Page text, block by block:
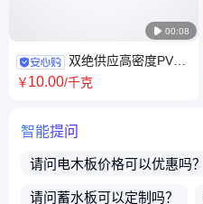
 00:08
双绝供应高密度PVC
硬板阻燃隔音装饰雕刻pvc塑料
￥10.00/千克
智能提问
请问电木板价格可以优惠吗？
请问蓄水板可以定制吗？